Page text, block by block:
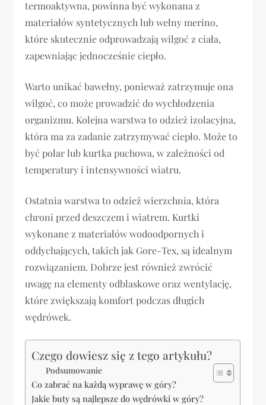
termoaktywna, powinna być wykonana z
materiałów syntetycznych lub wełny merino,
które skutecznie odprowadzają wilgoć z ciała,
zapewniając jednocześnie ciepło.
Warto unikać bawełny, ponieważ zatrzymuje ona
wilgoć, co może prowadzić do wychłodzenia
organizmu. Kolejna warstwa to odzież izolacyjna,
która ma za zadanie zatrzymywać ciepło. Może to
być polar lub kurtka puchowa, w zależności od
temperatury i intensywności wiatru.
Ostatnia warstwa to odzież wierzchnia, która
chroni przed deszczem i wiatrem. Kurtki
wykonane z materiałów wodoodpornych i
oddychających, takich jak Gore-Tex, są idealnym
rozwiązaniem. Dobrze jest również zwrócić
uwagę na elementy odblaskowe oraz wentylację,
które zwiększają komfort podczas długich
wędrówek.
Czego dowiesz się z tego artykułu?
Podsumowanie
Co zabrać na każdą wyprawę w góry?
Jakie buty są najlepsze do wędrówki w góry?